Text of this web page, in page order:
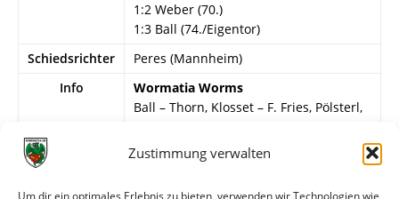
Zustimmung verwalten
Um dir ein optimales Erlebnis zu bieten, verwenden wir Technologien wie
1:2 Weber (70.)
1:3 Ball (74./Eigentor)
Schiedsrichter
Peres (Mannheim)
Info
Wormatia Worms
Ball – Thorn, Klosset – F. Fries, Pölsterl,
Mannerz, Grüll, Debusi.